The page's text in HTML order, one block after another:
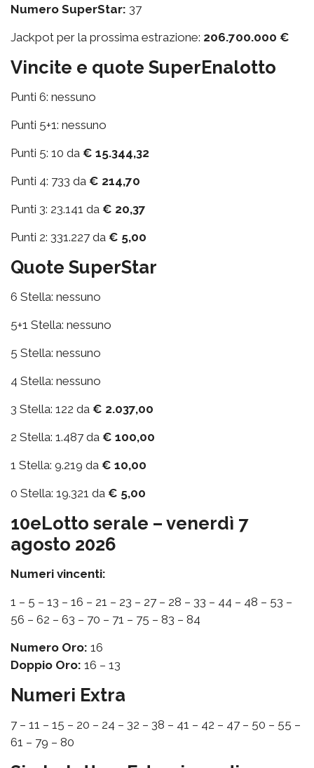
Numero SuperStar: 37
Jackpot per la prossima estrazione: 206.700.000 €
Vincite e quote SuperEnalotto
Punti 6: nessuno
Punti 5+1: nessuno
Punti 5: 10 da € 15.344,32
Punti 4: 733 da € 214,70
Punti 3: 23.141 da € 20,37
Punti 2: 331.227 da € 5,00
Quote SuperStar
6 Stella: nessuno
5+1 Stella: nessuno
5 Stella: nessuno
4 Stella: nessuno
3 Stella: 122 da € 2.037,00
2 Stella: 1.487 da € 100,00
1 Stella: 9.219 da € 10,00
0 Stella: 19.321 da € 5,00
10eLotto serale – venerdì 7
agosto 2026
Numeri vincenti:
1 – 5 – 13 – 16 – 21 – 23 – 27 – 28 – 33 – 44 – 48 – 53 –
56 – 62 – 63 – 70 – 71 – 75 – 83 – 84
Numero Oro: 16
Doppio Oro: 16 – 13
Numeri Extra
7 – 11 – 15 – 20 – 24 – 32 – 38 – 41 – 42 – 47 – 50 – 55 –
61 – 79 – 80